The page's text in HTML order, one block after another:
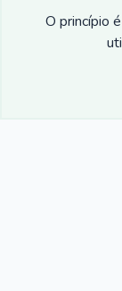
O princípio